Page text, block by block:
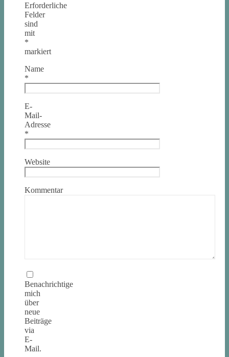
Erforderliche
Felder
sind
mit
*
markiert
Name
*
E-
Mail-
Adresse
*
Website
Kommentar
Benachrichtige
mich
über
neue
Beiträge
via
E-
Mail.